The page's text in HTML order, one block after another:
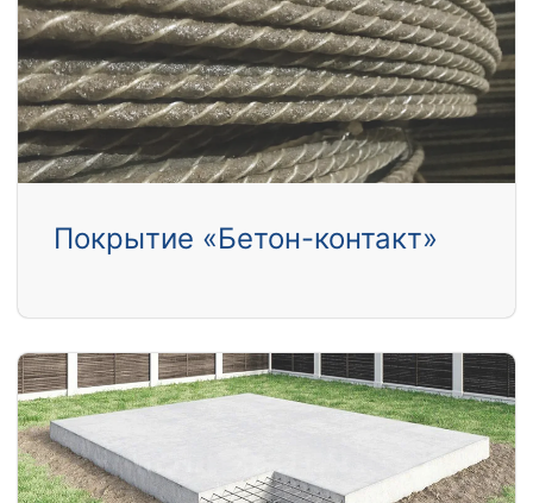
Покрытие «Бетон-контакт»